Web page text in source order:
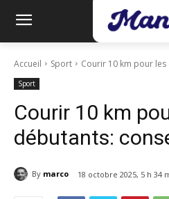
Accueil Sport Courir 10 km pour
Sport
Courir 10 km
débutants:
By marco 18 octobre 2025, 5 h 34